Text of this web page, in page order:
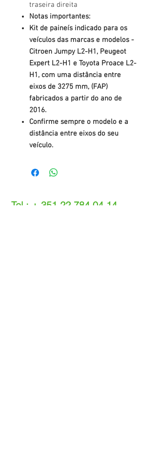
traseira direita
Notas importantes:
Kit de paineís indicado para os
veículos das marcas e modelos -
Citroen Jumpy L2-H1, Peugeot
Expert L2-H1 e Toyota Proace L2-
H1, com uma distância entre
eixos de 3275 mm, (FAP)
fabricados a partir do ano de
2016.
Confirme sempre o modelo e a
distância entre eixos do seu
veículo.
Tel.: + 351 22 784 04 14